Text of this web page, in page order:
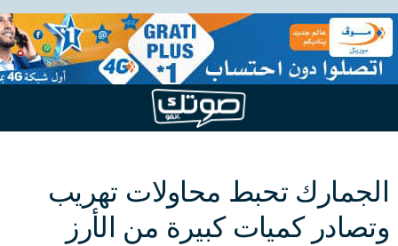
الجمارك تحبط محاولات تهريب
وتصادر كميات كبيرة من الأرز